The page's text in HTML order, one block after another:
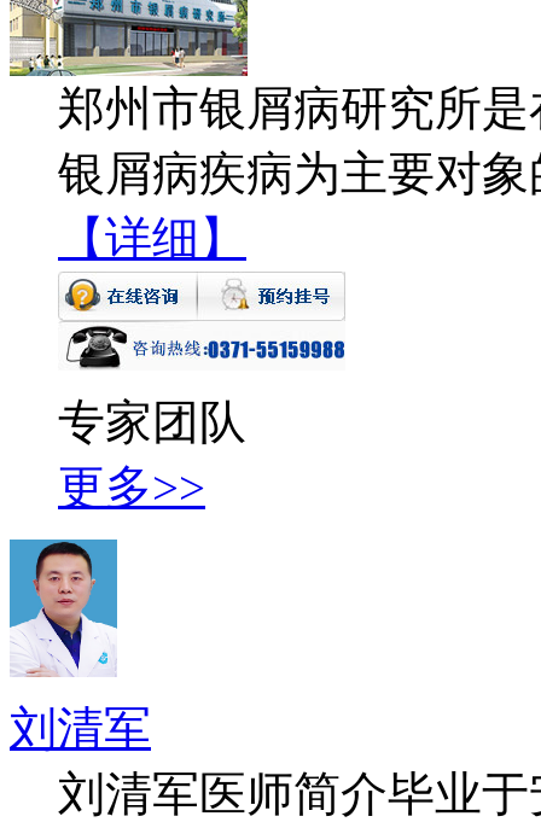
郑州市银屑病研究所
银屑病疾病为主要对
【详细】
专家团队
更多>>
刘清军
刘清军医师简介毕业